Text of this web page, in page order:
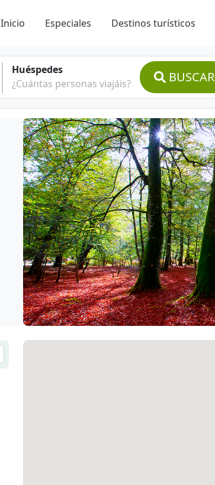
Inicio Especiales Destinos turísticos
Huéspedes
¿Cuántas personas viajáis?
BUSCAR